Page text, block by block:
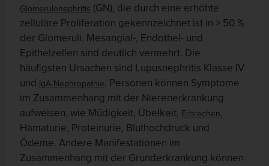
Glomerulonephritis (GN), die durch eine erhöhte
zelluläre Proliferation gekennzeichnet ist in > 50 %
der Glomeruli. Mesangial-, Endothel- und
Epithelzellen sind deutlich vermehrt. Die
häufigsten Ursachen sind Lupusnephritis Klasse IV
und IgA-Nephropathie. Personen können Symptome
im Zusammenhang mit der Nierenerkrankung
aufweisen, wie Müdigkeit, Übelkeit, Erbrechen,
Hämaturie, Proteinurie, Bluthochdruck und
Ödeme. Andere Manifestationen im
Zusammenhang mit der Grunderkrankung können